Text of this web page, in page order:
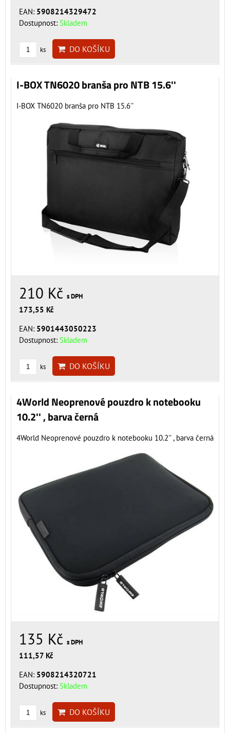
EAN: 5908214329472
Dostupnost: Skladem
ks DO KOŠÍKU
I-BOX TN6020 branša pro NTB 15.6''
I-BOX TN6020 branša pro NTB 15.6''
210 Kč s DPH
173,55 Kč
EAN: 5901443050223
Dostupnost: Skladem
ks DO KOŠÍKU
4World Neoprenové pouzdro k notebooku
10.2'' , barva černá
4World Neoprenové pouzdro k notebooku 10.2'' , barva černá
135 Kč s DPH
111,57 Kč
EAN: 5908214320721
Dostupnost: Skladem
ks DO KOŠÍKU